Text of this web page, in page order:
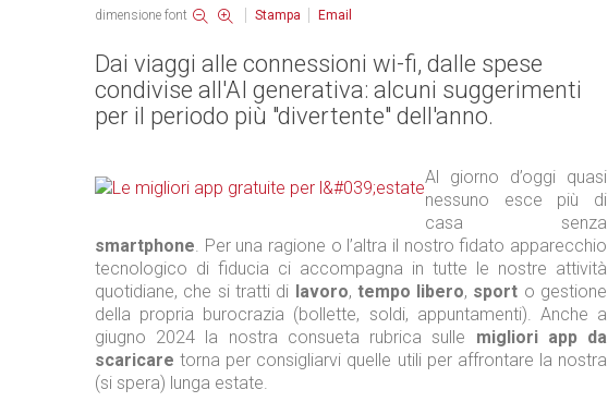
dimensione font Stampa Email
Dai viaggi alle connessioni wi-fi, dalle spese
condivise all'AI generativa: alcuni suggerimenti
per il periodo più "divertente" dell'anno.
Al giorno d’oggi quasi
nessuno esce più di
casa senza
smartphone. Per una ragione o l’altra il nostro fidato apparecchio
tecnologico di fiducia ci accompagna in tutte le nostre attività
quotidiane, che si tratti di lavoro, tempo libero, sport o gestione
della propria burocrazia (bollette, soldi, appuntamenti). Anche a
giugno 2024 la nostra consueta rubrica sulle migliori app da
scaricare torna per consigliarvi quelle utili per affrontare la nostra
(si spera) lunga estate.